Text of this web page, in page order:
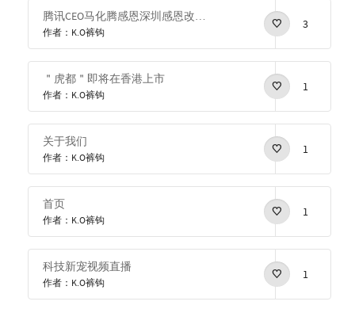
腾讯CEO马化腾感恩深圳感恩改革开放
作者：K.O裤钩
3
＂虎都＂即将在香港上市
作者：K.O裤钩
1
关于我们
作者：K.O裤钩
1
首页
作者：K.O裤钩
1
科技新宠视频直播
作者：K.O裤钩
1